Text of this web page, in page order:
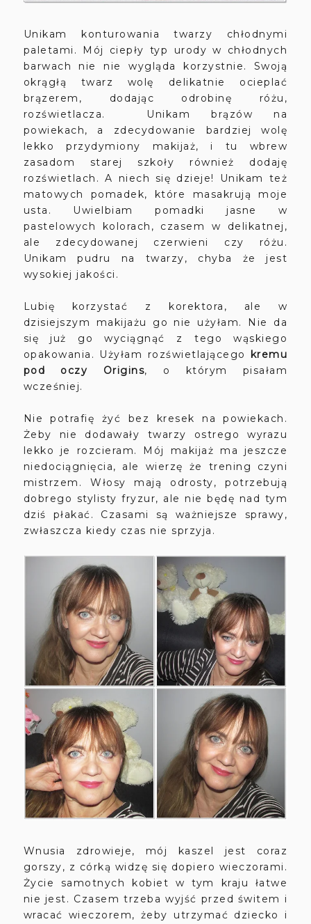
Unikam konturowania twarzy chłodnymi
paletami. Mój ciepły typ urody w chłodnych
barwach nie nie wygląda korzystnie. Swoją
okrągłą twarz wolę delikatnie ocieplać
brązerem, dodając odrobinę różu,
rozświetlacza. Unikam brązów na
powiekach, a zdecydowanie bardziej wolę
lekko przydymiony makijaż, i tu wbrew
zasadom starej szkoły również dodaję
rozświetlach. A niech się dzieje! Unikam też
matowych pomadek, które masakrują moje
usta. Uwielbiam pomadki jasne w
pastelowych kolorach, czasem w delikatnej,
ale zdecydowanej czerwieni czy różu.
Unikam pudru na twarzy, chyba że jest
wysokiej jakości.
Lubię korzystać z korektora, ale w
dzisiejszym makijażu go nie użyłam. Nie da
się już go wyciągnąć z tego wąskiego
opakowania. Użyłam rozświetlającego kremu
pod oczy Origins, o którym pisałam
wcześniej.
Nie potrafię żyć bez kresek na powiekach.
Żeby nie dodawały twarzy ostrego wyrazu
lekko je rozcieram. Mój makijaż ma jeszcze
niedociągnięcia, ale wierzę że trening czyni
mistrzem. Włosy mają odrosty, potrzebują
dobrego stylisty fryzur, ale nie będę nad tym
dziś płakać. Czasami są ważniejsze sprawy,
zwłaszcza kiedy czas nie sprzyja.
Wnusia zdrowieje, mój kaszel jest coraz
gorszy, z córką widzę się dopiero wieczorami.
Życie samotnych kobiet w tym kraju łatwe
nie jest. Czasem trzeba wyjść przed świtem i
wracać wieczorem, żeby utrzymać dziecko i